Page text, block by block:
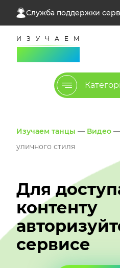
Служба поддержки
Изучаем танцы — Видео —
уличного стиля
Для
контенту
сервисе